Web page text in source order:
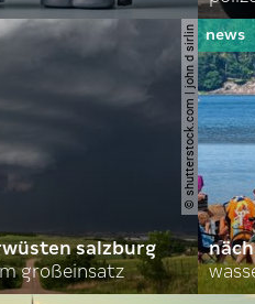
© shutterstock.com | john d sirlin
salzburg
großeinsatz